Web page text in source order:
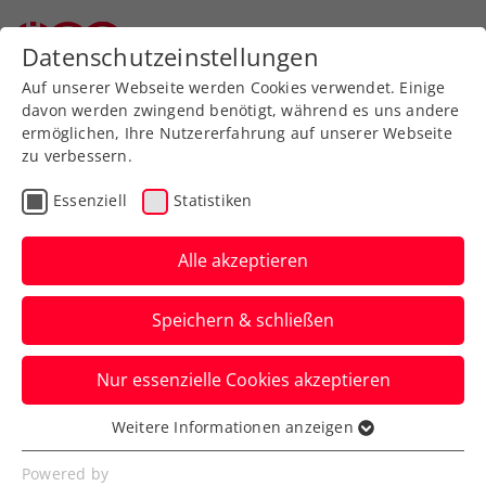
Zurück zur Newsübersicht
Rollstuhltennis
Erste Bank Open: Super
Sunday mit Thiem und
Zverev
Österreichs Aushängeschild und der
Weltranglistendritte lassen das US-Open-
Datenschutzeinstellungen
Auf unserer Webseite werden Cookies verwendet. Einige
davon werden zwingend benötigt, während es uns andere
ermöglichen, Ihre Nutzererfahrung auf unserer Webseite
zu verbessern.
Essenziell Statistiken
Alle akzeptieren
Speichern & schließen
Nur essenzielle Cookies akzeptieren
Essenziell
Essenzielle Cookies werden für grundlegende
Weitere Informationen anzeigen
Powered by